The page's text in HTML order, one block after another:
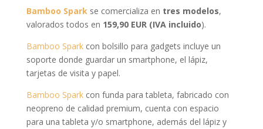
Bamboo Sparkse comercializa en tres modelos,
valorados todos en 159,90 EUR (IVA incluido).
Bamboo Sparkcon bolsillo para gadgets incluye un
soporte donde guardar un smartphone, el lápiz,
tarjetas de visita y papel.
Bamboo Sparkcon funda para tableta, fabricado con
neopreno de calidad premium, cuenta con espacio
para una tableta y/o smartphone, además del lápiz y